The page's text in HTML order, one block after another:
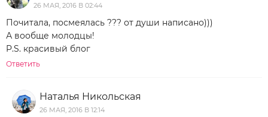
26 МАЯ, 2016 В 02:44
Почитала, посмеялась ??? от души написано)))
А вообще молодцы!
P.S. красивый блог
Ответить
Наталья Никольская
26 МАЯ, 2016 В 12:14